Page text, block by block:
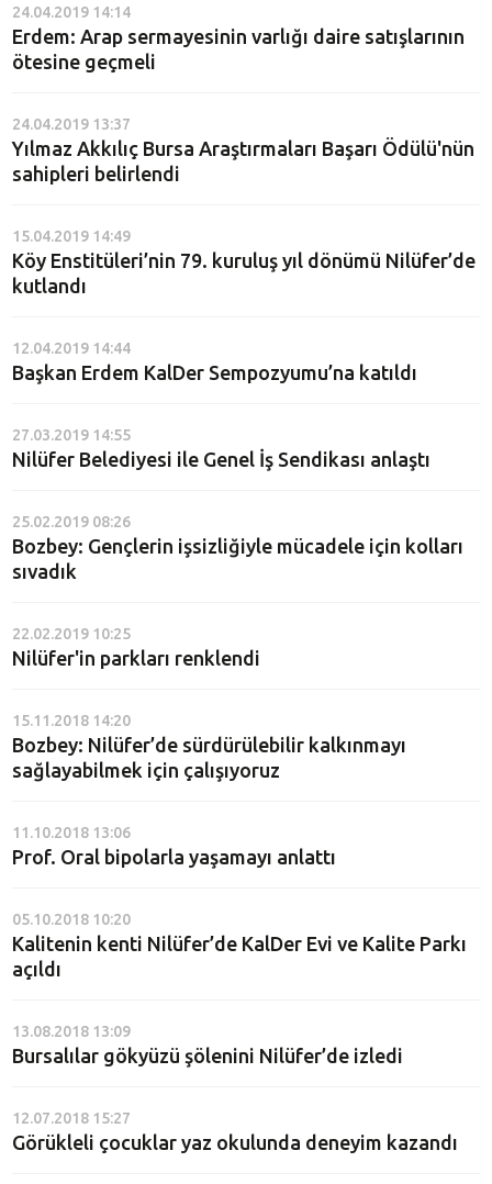
24.04.2019 14:14
Erdem: Arap sermayesinin varlığı daire satışlarının
ötesine geçmeli
24.04.2019 13:37
Yılmaz Akkılıç Bursa Araştırmaları Başarı Ödülü'nün
sahipleri belirlendi
15.04.2019 14:49
Köy Enstitüleri’nin 79. kuruluş yıl dönümü Nilüfer’de
kutlandı
12.04.2019 14:44
Başkan Erdem KalDer Sempozyumu’na katıldı
27.03.2019 14:55
Nilüfer Belediyesi ile Genel İş Sendikası anlaştı
25.02.2019 08:26
Bozbey: Gençlerin işsizliğiyle mücadele için kolları
sıvadık
22.02.2019 10:25
Nilüfer'in parkları renklendi
15.11.2018 14:20
Bozbey: Nilüfer’de sürdürülebilir kalkınmayı
sağlayabilmek için çalışıyoruz
11.10.2018 13:06
Prof. Oral bipolarla yaşamayı anlattı
05.10.2018 10:20
Kalitenin kenti Nilüfer’de KalDer Evi ve Kalite Parkı
açıldı
13.08.2018 13:09
Bursalılar gökyüzü şölenini Nilüfer’de izledi
12.07.2018 15:27
Görükleli çocuklar yaz okulunda deneyim kazandı